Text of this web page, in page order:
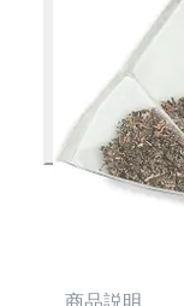
商品説明